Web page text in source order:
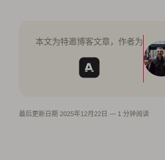
本文为特邀博客文章，作者为
最后更新日期 2025年12月22日 — 1 分钟阅读